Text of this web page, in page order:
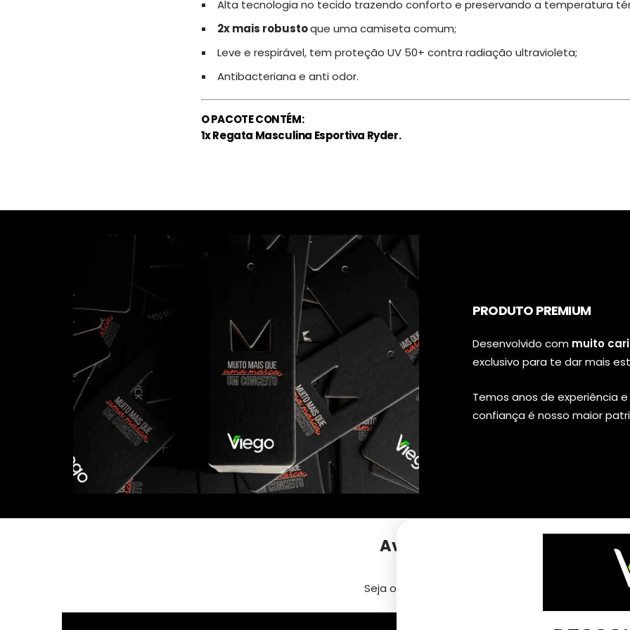
Alta tecnologia no tecido trazendo conforto e preservando a temperatura
2x mais robustoque uma camiseta comum;
Leve e respirável, tem proteção UV 50+ contra radiação ultravioleta;
Antibacteriana e anti odor.
O PACOTE CONTÉM:
1x Regata Masculina Esportiva Ryder.
PRODUTO PREMIUM
Desenvolvido com muito
exclusivo para te dar mais
Temos anos de experiência
confiança é nosso maior
Avaliações de Clientes
Seja o primeiro a escrever uma avaliação